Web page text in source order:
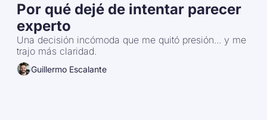
Por qué dejé de intentar parecer
experto
Una decisión incómoda que me quitó presión... y me
trajo más claridad.
Guillermo Escalante